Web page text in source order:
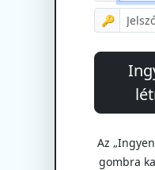
🔑
Az
gombra